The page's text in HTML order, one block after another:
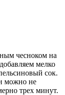
чесноком на
мелко
сок.
можно не
трех минут.